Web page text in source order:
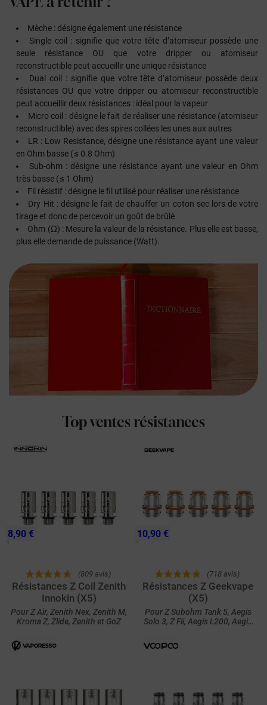
Mèche : désigne également une résistance
Single coil
: signifie que votre tête d’atomiseur possède une
seule résistance OU que votre dripper ou atomiseur
reconstructible peut accueillir une unique résistance
Dual coil : signifie que votre tête d’atomiseur possède deux
résistances OU que votre dripper ou atomiseur reconstructible
peut accueillir deux résistances : idéal pour la vapeur
Micro coil : désigne le fait de réaliser une résistance (atomiseur
reconstructible) avec des spires collées les unes aux autres
LR : Low Resistance, désigne une résistance ayant une valeur
en Ohm basse (≤ 0.8 Ohm)
Sub-ohm : désigne une résistance ayant une valeur en Ohm
très basse (≤ 1 Ohm)
Fil résistif : désigne le fil utilisé pour réaliser une résistance
Dry Hit : désigne le fait de chauffer un coton sec lors de votre
tirage et donc de percevoir un goût de brûlé
Ohm (Ω) : Mesure la valeur de la résistance. Plus elle est basse,
plus elle demande de puissance (Watt).
Top ventes résistances
(809 avis)
Résistances Z Coil Zenith
Innokin (X5)
Pour Z Air, Zenith Nex, Zenith M,
Kroma Z, Zlide, Zenith et GoZ
8,90 €
(718 avis)
Résistances Z Geekvape
(X5)
Pour Z Subohm Tank 5, Aegis
Solo 3, Z Fli, Aegis L200, Aegis
10,90 €